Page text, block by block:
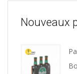
Nouveaux